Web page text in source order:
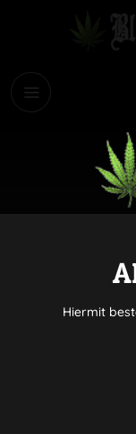
Hiermit